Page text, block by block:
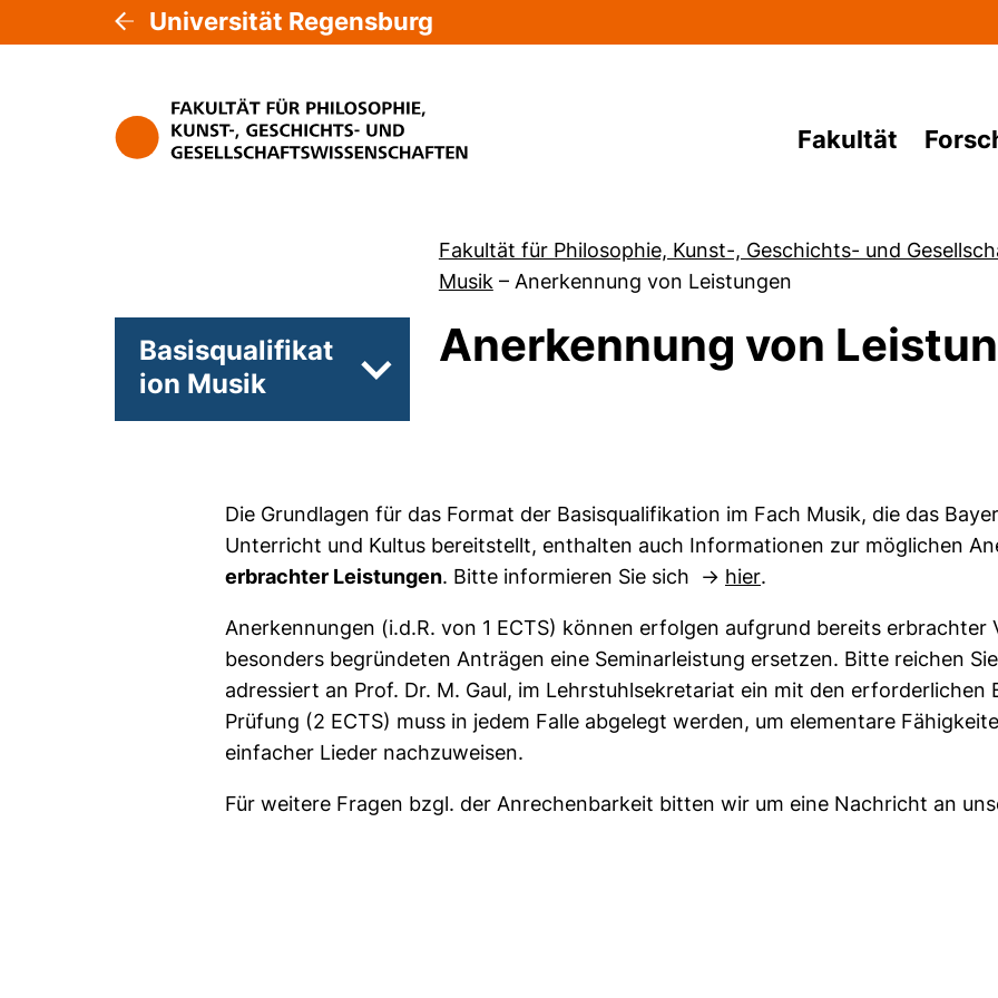
Universität Regensburg
Fakultät
Fakultät für Philosophie, Kunst-, Geschichts- und
Musik – Anerkennung von Leistungen
Basisqualifikat
ion Musik
Unterseiten von Termine
Anerkennung von
Die Grundlagen für das Format der Basisqualifikation im Fach Musik, die das
Unterricht und Kultus bereitstellt, enthalten auch Informationen zur möglichen
erbrachter Leistungen. Bitte informieren Sie sich → hier(öffnet neues Fenster).
.
Anerkennungen (i.d.R. von 1 ECTS) können erfolgen aufgrund bereits erbrachter
besonders begründeten Anträgen eine Seminarleistung ersetzen. Bitte reichen
adressiert an Prof. Dr. M. Gaul, im Lehrstuhlsekretariat ein mit den erforderlichen
Prüfung (2 ECTS) muss in jedem Falle abgelegt werden, um elementare
einfacher Lieder nachzuweisen.
Für weitere Fragen bzgl. der Anrechenbarkeit bitten wir um eine Nachricht an